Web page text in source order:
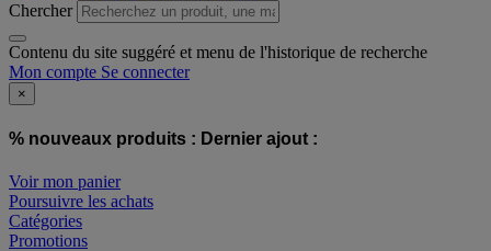
Chercher
Contenu du site suggéré et menu de l'historique de recherche
Mon compte Se connecter
×
% nouveaux produits : Dernier ajout :
Voir mon panier
Poursuivre les achats
Catégories
Promotions